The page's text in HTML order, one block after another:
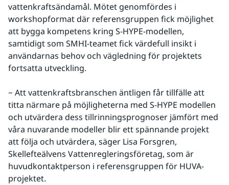
vattenkraftsändamål. Mötet genomfördes i
workshopformat där referensgruppen fick möjlighet
att bygga kompetens kring S-HYPE-modellen,
samtidigt som SMHI-teamet fick värdefull insikt i
användarnas behov och vägledning för projektets
fortsatta utveckling.
− Att vattenkraftsbranschen äntligen får tillfälle att
titta närmare på möjligheterna med S-HYPE modellen
och utvärdera dess tillrinningsprognoser jämfört med
våra nuvarande modeller blir ett spännande projekt
att följa och utvärdera, säger Lisa Forsgren,
Skellefteälvens Vattenregleringsföretag, som är
huvudkontaktperson i referensgruppen för HUVA-
projektet.